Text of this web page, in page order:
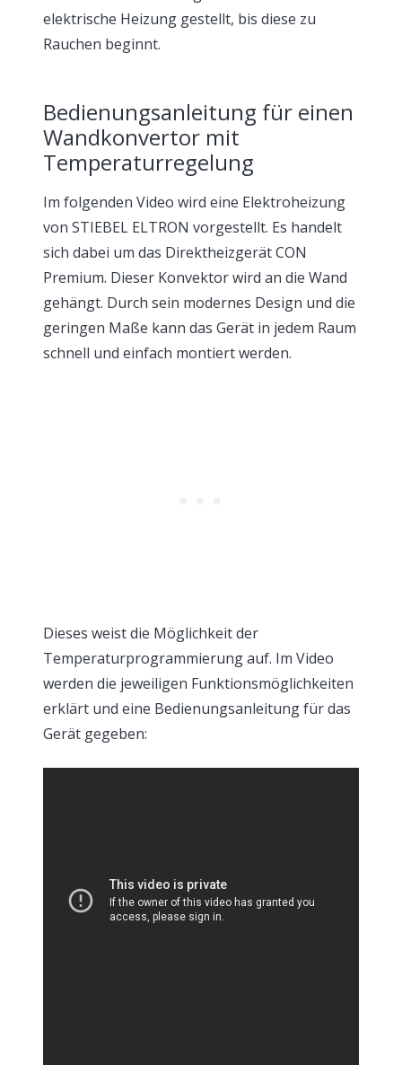
elektrische Heizung gestellt, bis diese zu
Rauchen beginnt.
Bedienungsanleitung für einen
Wandkonvertor mit
Temperaturregelung
Im folgenden Video wird eine Elektroheizung
von STIEBEL ELTRON vorgestellt. Es handelt
sich dabei um das Direktheizgerät CON
Premium. Dieser Konvektor wird an die Wand
gehängt. Durch sein modernes Design und die
geringen Maße kann das Gerät in jedem Raum
schnell und einfach montiert werden.
Dieses weist die Möglichkeit der
Temperaturprogrammierung auf. Im Video
werden die jeweiligen Funktionsmöglichkeiten
erklärt und eine Bedienungsanleitung für das
Gerät gegeben: